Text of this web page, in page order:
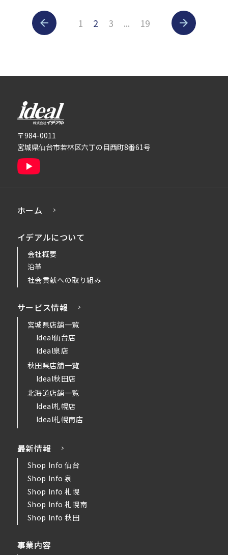
1 2 3 ... 19
〒984-0011
宮城県仙台市若林区六丁の目西町8番61号
ホーム
イデアルについて
会社概要
沿革
社会貢献への取り組み
サービス情報
宮城県店舗一覧
Ideal仙台店
Ideal泉店
秋田県店舗一覧
Ideal秋田店
北海道店舗一覧
Ideal札幌店
Ideal札幌南店
最新情報
Shop Info 仙台
Shop Info 泉
Shop Info 札幌
Shop Info 札幌南
Shop Info 秋田
事業内容